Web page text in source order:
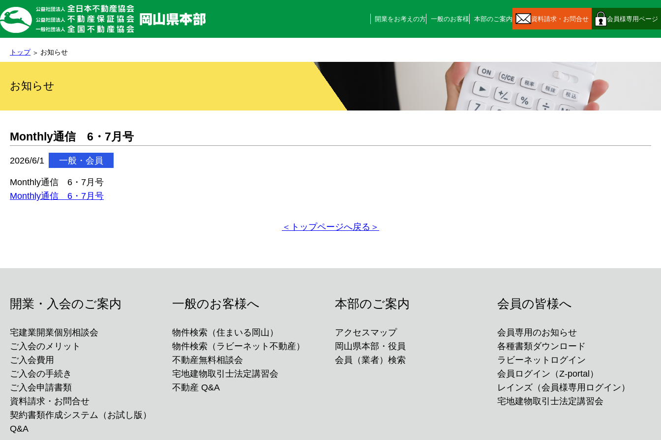
開業をお考えの方 一般のお客様 本部のご案内 資料請求・お問合せ 会員様専用ページ
トップ お知らせ
お知らせ
Monthly通信 6・7月号
2026/6/1 一般・会員
Monthly通信 6・7月号
Monthly通信 6・7月号
＜トップページへ戻る＞
開業・入会のご案内
宅建業開業個別相談会
ご入会のメリット
ご入会費用
ご入会の手続き
ご入会申請書類
資料請求・お問合せ
契約書類作成システム（お試し版）
Q&A
一般のお客様へ
物件検索（住まいる岡山）
物件検索（ラビーネット不動産）
不動産無料相談会
宅地建物取引士法定講習会
不動産 Q&A
本部のご案内
アクセスマップ
岡山県本部・役員
会員（業者）検索
会員の皆様へ
会員専用のお知らせ
各種書類ダウンロード
ラビーネットログイン
会員ログイン（Z-portal）
レインズ（会員様専用ログイン）
宅地建物取引士法定講習会